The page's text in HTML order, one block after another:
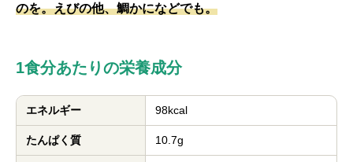
のを。えびの他、鯛かになどでも。
1食分あたりの栄養成分
エネルギー 98kcal
たんぱく質 10.7g